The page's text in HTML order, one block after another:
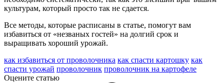
культурам, который просто так не сдается.
Все методы, которые расписаны в статье, помогут вам
избавиться от «незваных гостей» на долгий срок и
выращивать хороший урожай.
как избавиться от проволочника как спасти картошку как
спасти урожай проволочник проволочник на картофеле
Оцените статью